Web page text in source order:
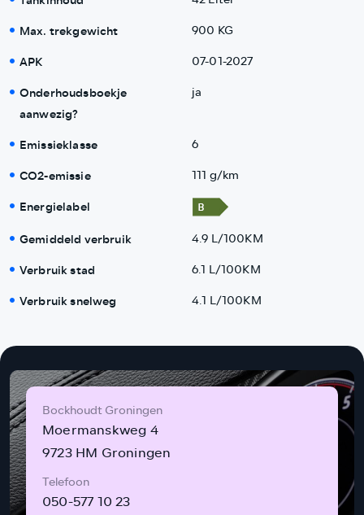
Max. trekgewicht 900 KG
APK 07-01-2027
Onderhoudsboekje
aanwezig?
ja
Emissieklasse 6
CO2-emissie 111 g/km
Energielabel
Gemiddeld verbruik
4.9 L/100KM
Verbruik stad 6.1 L/100KM
Verbruik snelweg 4.1 L/100KM
Bockhoudt Groningen
Moermanskweg 4
9723 HM Groningen
Telefoon
050-577 10 23